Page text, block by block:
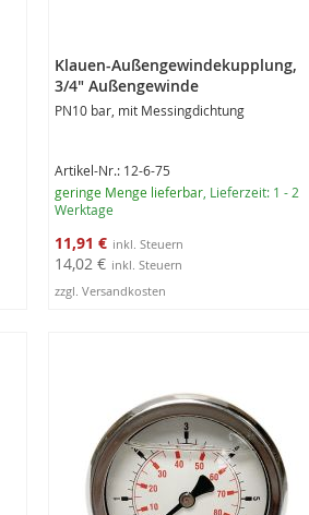
Klauen-Außengewindekupplung,
3/4" Außengewinde
PN10 bar, mit Messingdichtung
Artikel-Nr.: 12-6-75
geringe Menge lieferbar , Lieferzeit: 1 - 2
Werktage
Sonderangebot
11,91 €
14,02 €
zzgl. Versandkosten